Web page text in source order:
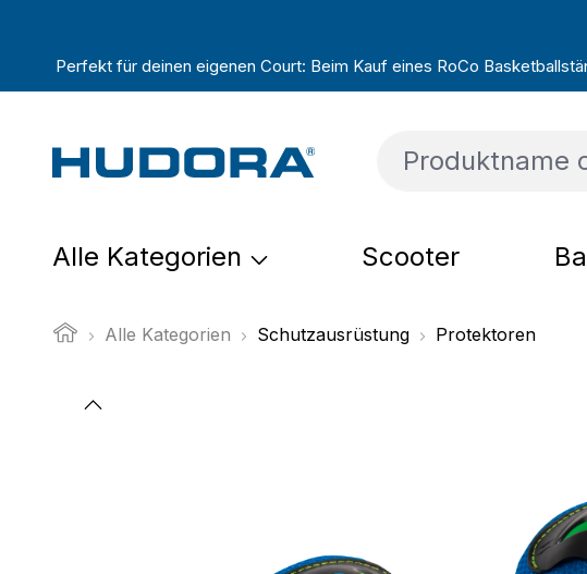
Perfekt für deinen eigenen Court: Beim Kauf eines RoCo
Alle Kategorien Scooter
Alle Kategorien Schutzausrüstung Protektoren
Bildergalerie überspringen